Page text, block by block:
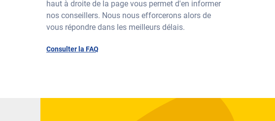
haut à droite de la page vous permet d'en informer
nos conseillers. Nous nous efforcerons alors de
vous répondre dans les meilleurs délais.
Consulter la FAQ